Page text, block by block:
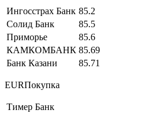
Ингосстрах Банк 85.2
Солид Банк
85.5
Приморье
85.6
КАМКОМБАНК 85.69
Банк Казани
85.71
EURПокупка
Тимер Банк